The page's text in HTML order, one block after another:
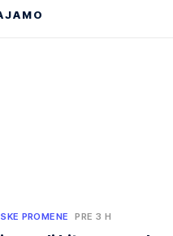
PROMENE PRE 3 H